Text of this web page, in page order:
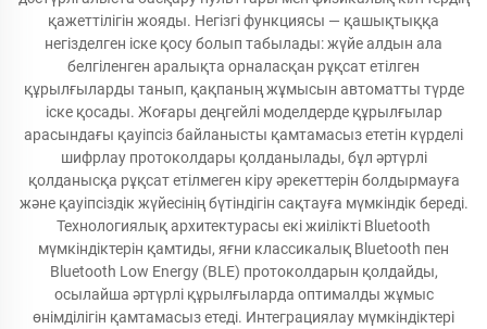
қажеттілігін жояды. Негізгі функциясы — қашықтыққа
негізделген іске қосу болып табылады: жүйе алдын ала
белгіленген аралықта орналасқан рұқсат етілген
құрылғыларды танып, қақпаның жұмысын автоматты түрде
іске қосады. Жоғары деңгейлі моделдерде құрылғылар
арасындағы қауіпсіз байланысты қамтамасыз ететін күрделі
шифрлау протоколдары қолданылады, бұл әртүрлі
қолданысқа рұқсат етілмеген кіру әрекеттерін болдырмауға
және қауіпсіздік жүйесінің бүтіндігін сақтауға мүмкіндік береді.
Технологиялық архитектурасы екі жиілікті Bluetooth
мүмкіндіктерін қамтиды, яғни классикалық Bluetooth пен
Bluetooth Low Energy (BLE) протоколдарын қолдайды,
осылайша әртүрлі құрылғыларда оптималды жұмыс
өнімділігін қамтамасыз етеді. Интеграциялау мүмкіндіктері